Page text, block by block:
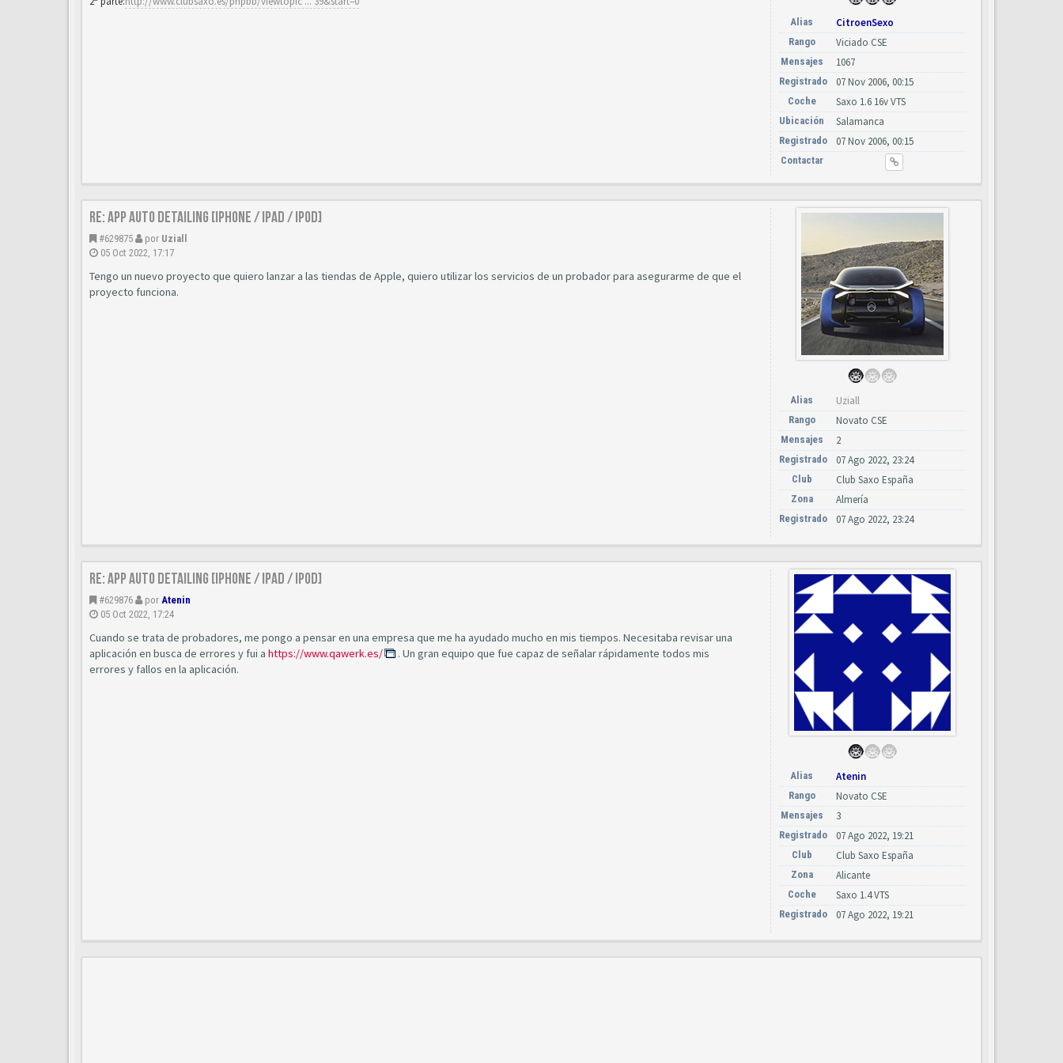
Alias CitroenSexo
Rango Viciado CSE
Mensajes 1067
Registrado 07 Nov 2006, 00:15
Coche Saxo 1.6 16v VTS
Ubicación Salamanca
Registrado 07 Nov 2006, 00:15
Contactar
Re: App Auto Detailing [Iphone / Ipad / Ipod]
#629875 por Uziall
05 Oct 2022, 17:17
Tengo un nuevo proyecto que quiero lanzar a las tiendas de Apple, quiero utilizar los servicios de un probador para asegurarme de que el
proyecto funciona.
Alias Uziall
Rango Novato CSE
Mensajes 2
Registrado 07 Ago 2022, 23:24
Club Club Saxo España
Zona Almería
Registrado 07 Ago 2022, 23:24
Re: App Auto Detailing [Iphone / Ipad / Ipod]
#629876 por Atenin
05 Oct 2022, 17:24
Cuando se trata de probadores, me pongo a pensar en una empresa que me ha ayudado mucho en mis tiempos. Necesitaba revisar una
aplicación en busca de errores y fui a https://www.qawerk.es/
. Un gran equipo que fue capaz de señalar rápidamente todos mis
errores y fallos en la aplicación.
Alias Atenin
Rango Novato CSE
Mensajes 3
Registrado 07 Ago 2022, 19:21
Club Club Saxo España
Zona Alicante
Coche Saxo 1.4 VTS
Registrado 07 Ago 2022, 19:21